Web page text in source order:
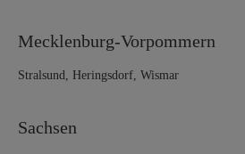
Mecklenburg-Vorpommern
Stralsund, Heringsdorf, Wismar
Sachsen